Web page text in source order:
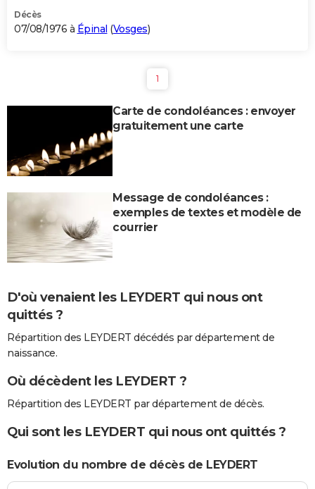
Décès
07/08/1976 à Épinal (Vosges)
1
Carte de condoléances : envoyer
gratuitement une carte
Message de condoléances :
exemples de textes et modèle de
courrier
D'où venaient les LEYDERT qui nous ont
quittés ?
Répartition des LEYDERT décédés par département de
naissance.
Où décèdent les LEYDERT ?
Répartition des LEYDERT par département de décès.
Qui sont les LEYDERT qui nous ont quittés ?
Evolution du nombre de décès de LEYDERT